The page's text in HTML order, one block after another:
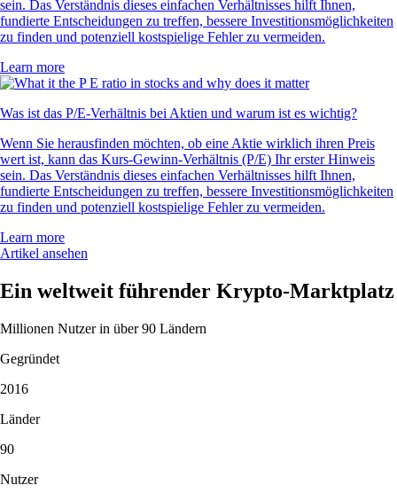
sein. Das Verständnis dieses einfachen Verhältnisses hilft Ihnen,
fundierte Entscheidungen zu treffen, bessere Investitionsmöglichkeiten
zu finden und potenziell kostspielige Fehler zu vermeiden.
Learn more
Was ist das P/E-Verhältnis bei Aktien und warum ist es wichtig?
Wenn Sie herausfinden möchten, ob eine Aktie wirklich ihren Preis
wert ist, kann das Kurs-Gewinn-Verhältnis (P/E) Ihr erster Hinweis
sein. Das Verständnis dieses einfachen Verhältnisses hilft Ihnen,
fundierte Entscheidungen zu treffen, bessere Investitionsmöglichkeiten
zu finden und potenziell kostspielige Fehler zu vermeiden.
Learn more
Artikel ansehen
Ein weltweit führender Krypto-Marktplatz
Millionen Nutzer in über 90 Ländern
Gegründet
2016
Länder
90
Nutzer